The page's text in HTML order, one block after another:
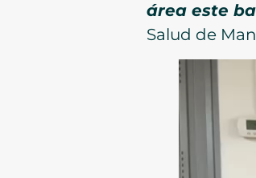
área este
Salud de